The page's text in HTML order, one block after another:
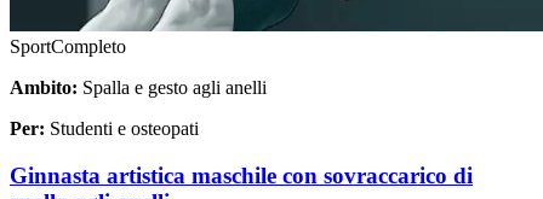
SportCompleto
Ambito: Spalla e gesto agli anelli
Per: Studenti e osteopati
Ginnasta artistica maschile con sovraccarico di